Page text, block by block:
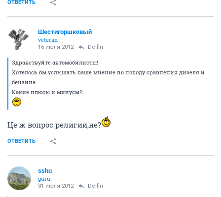
ОТВЕТИТЬ
Шестигоршковый
veteran
16 июля 2012 Delfin
Здравствуйте автомобилисты!
Хотелось бы услышать ваше мнение по поводу сравнения дизеля и
бензина.
Какие плюсы и минусы?
Це ж вопрос религии,не?
ОТВЕТИТЬ
sshu
guru
31 июля 2012 Delfin